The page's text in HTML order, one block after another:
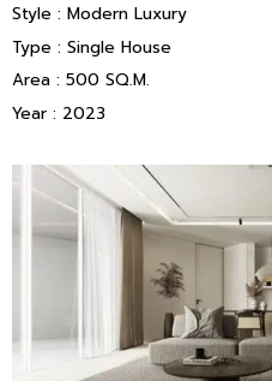
Style : Modern Luxury
Type : Single House
Area : 500 SQ.M.
Year : 2023